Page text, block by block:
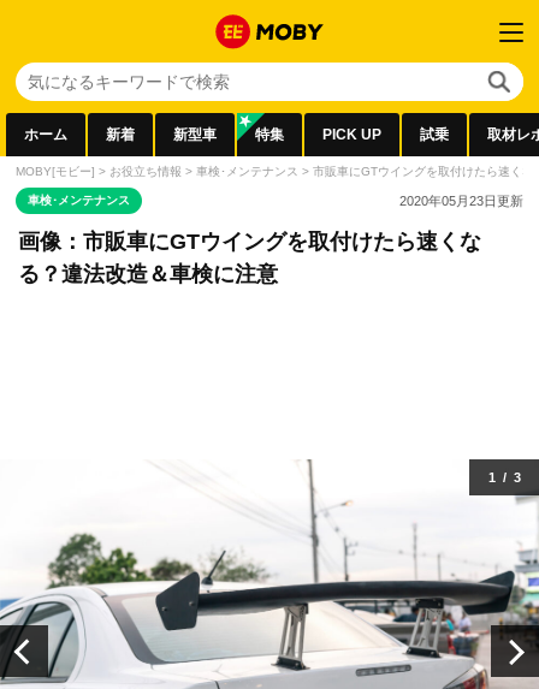
ホーム 新着 新型車 特集 PICK UP 試乗 取材レ
MOBY[モビー] > お役立ち情報 > 車検･メンテナンス > 市販車にGTウイングを取付けたら速く
車検･メンテナンス 2020年05月23日更新
画像：市販車にGTウイングを取付けたら速くな
る？違法改造＆車検に注意
1 / 3